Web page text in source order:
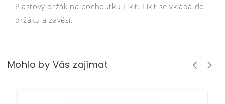
Plastový držák na pochoutku Likit. Likit se vkládá do
držáku a zavěsí.
Mohlo by Vás zajímat